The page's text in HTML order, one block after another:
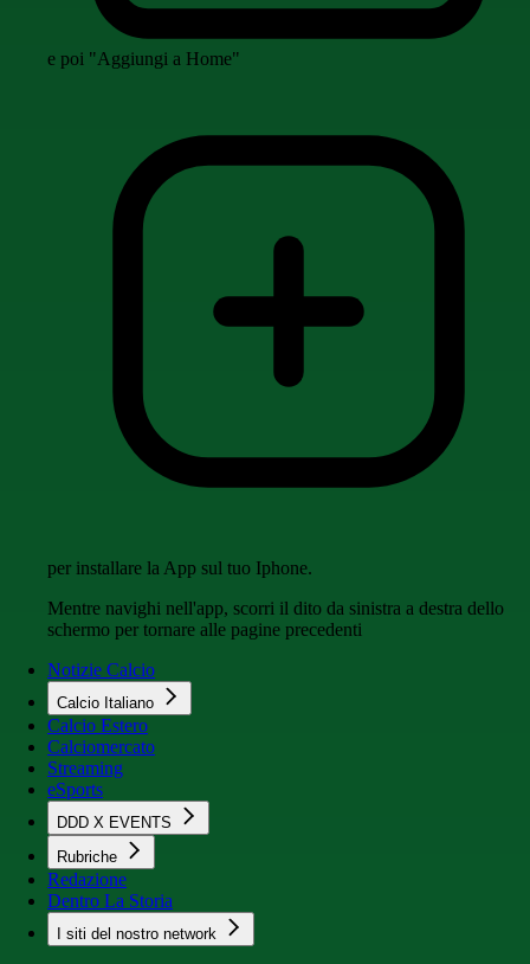
e poi "Aggiungi a Home"
per installare la App sul tuo Iphone.
Mentre navighi nell'app, scorri il dito da sinistra a destra dello
schermo per tornare alle pagine precedenti
Notizie Calcio
Calcio Italiano
Calcio Estero
Calciomercato
Streaming
eSports
DDD X EVENTS
Rubriche
Redazione
Dentro La Storia
I siti del nostro network